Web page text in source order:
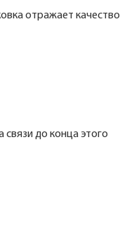
отражает качество
связи до конца этого